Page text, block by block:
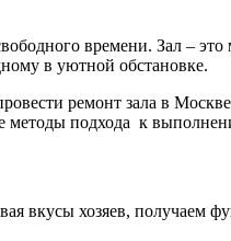
времени. Зал – это
в уютной обстановке.
ремонт зала в Москве
подхода к
вкусы хозяев, получаем